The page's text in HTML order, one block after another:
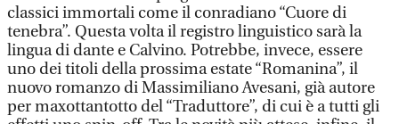
classici immortali come il conradiano “Cuore di
tenebra”. Questa volta il registro linguistico sarà la
lingua di dante e Calvino. Potrebbe, invece, essere
uno dei titoli della prossima estate “Romanina”, il
nuovo romanzo di Massimiliano Avesani, già autore
per maxottantotto del “Traduttore”, di cui è a tutti gli